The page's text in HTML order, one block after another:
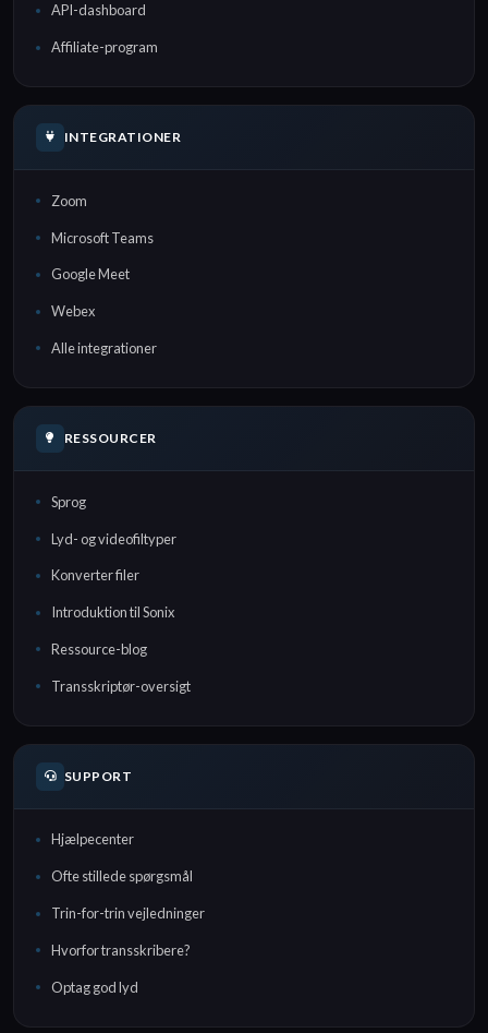
API-dashboard
Affiliate-program
INTEGRATIONER
Zoom
Microsoft Teams
Google Meet
Webex
Alle integrationer
RESSOURCER
Sprog
Lyd- og videofiltyper
Konverter filer
Introduktion til Sonix
Ressource-blog
Transskriptør-oversigt
SUPPORT
Hjælpecenter
Ofte stillede spørgsmål
Trin-for-trin vejledninger
Hvorfor transskribere?
Optag god lyd